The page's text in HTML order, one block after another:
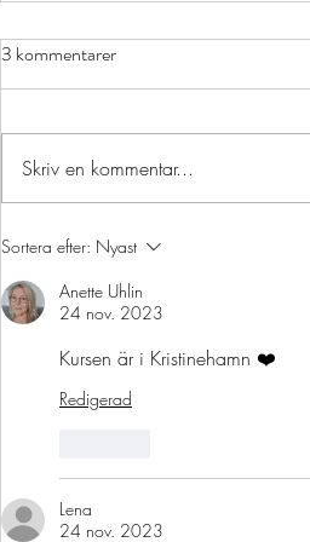
3 kommentarer
Skriv en kommentar...
Sortera efter: Nyast
Anette Uhlin
24 nov. 2023
Kursen är i Kristinehamn ❤️
Redigerad
Lena
24 nov. 2023